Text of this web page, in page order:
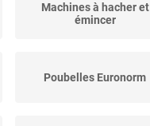
Machines à hacher et
émincer
Poubelles Euronorm